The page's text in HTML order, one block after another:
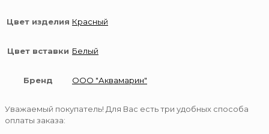
Цвет изделия Красный
Цвет вставки Белый
Бренд ООО "Аквамарин"
Уважаемый покупатель! Для Вас есть три удобных способа
оплаты заказа: